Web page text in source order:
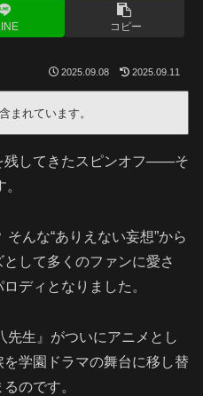
コピー
2025.09.08 2025.09.11
まれています。
残してきたスピンオフ――そ
んな“ありえない妄想”から
して多くのファンに愛さ
ディとなりました。
先生』がついにアニメとし
学園ドラマの舞台に移し替
のです。